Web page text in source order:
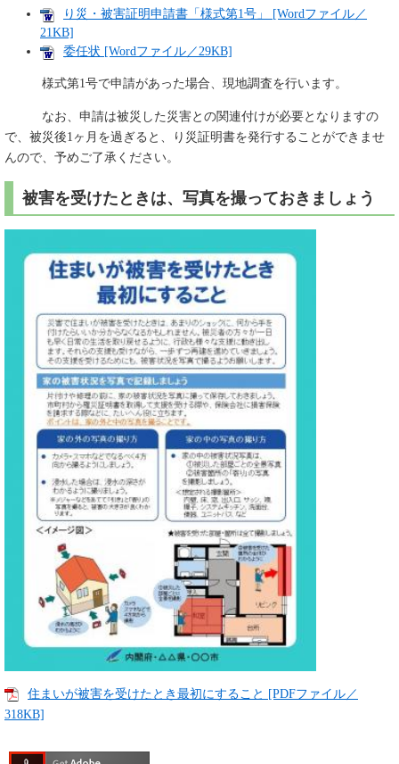
り災・被害証明申請書「様式第1号」 [Wordファイル／
21KB]
委任状 [Wordファイル／29KB]
様式第1号で申請があった場合、現地調査を行います。
なお、申請は被災した災害との関連付けが必要となりますの
で、被災後1ヶ月を過ぎると、り災証明書を発行することができませ
んので、予めご了承ください。
被害を受けたときは、写真を撮っておきましょう
住まいが被害を受けたとき最初にすること [PDFファイル／
318KB]